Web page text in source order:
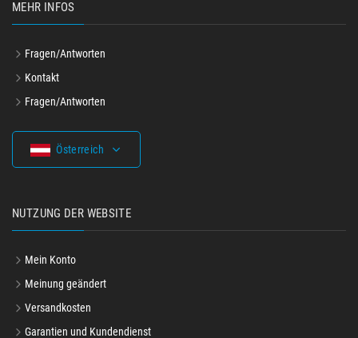
MEHR INFOS
Fragen/Antworten
Kontakt
Fragen/Antworten
Österreich
NUTZUNG DER WEBSITE
Mein Konto
Meinung geändert
Versandkosten
Garantien und Kundendienst